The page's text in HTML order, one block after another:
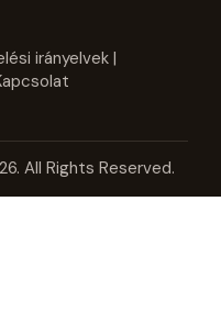
irányelvek |
All Rights Reserved.